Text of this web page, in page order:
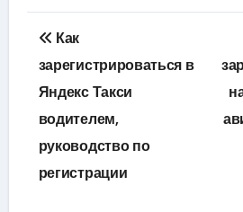
Навигация
по
записям
Как
зарегистрироваться в
Яндекс Такси
водителем,
руководство по
регистрации